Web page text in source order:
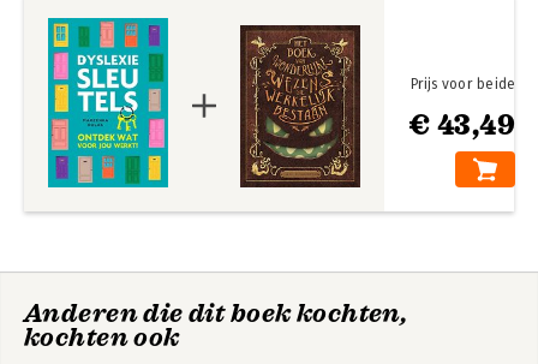
€ 43,49
Prijs voor beide
Anderen die dit boek kochten,
kochten ook